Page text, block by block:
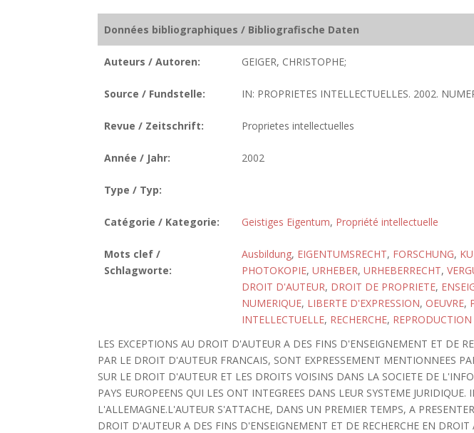
Données bibliographiques / Bibliografische Daten
Auteurs / Autoren: GEIGER, CHRISTOPHE;
Source / Fundstelle: IN: PROPRIETES INTELLECTUELLES. 2002.
Revue / Zeitschrift: Proprietes intellectuelles
Année / Jahr: 2002
Type / Typ:
Catégorie / Kategorie: Geistiges Eigentum, Propriété intellectuelle
Mots clef /
Schlagworte:
Ausbildung, EIGENTUMSRECHT, FORSCHUNG,
PHOTOKOPIE, URHEBER, URHEBERRECHT,
DROIT D'AUTEUR, DROIT DE PROPRIETE,
NUMERIQUE, LIBERTE D'EXPRESSION, OEUVRE,
INTELLECTUELLE, RECHERCHE, REPRODUCTION
LES EXCEPTIONS AU DROIT D'AUTEUR A DES FINS D'ENSEIGNEMENT ET DE
PAR LE DROIT D'AUTEUR FRANCAIS, SONT EXPRESSEMENT MENTIONNEES
SUR LE DROIT D'AUTEUR ET LES DROITS VOISINS DANS LA SOCIETE DE
PAYS EUROPEENS QUI LES ONT INTEGREES DANS LEUR SYSTEME JURIDIQUE.
L'ALLEMAGNE.L'AUTEUR S'ATTACHE, DANS UN PREMIER TEMPS, A
DROIT D'AUTEUR A DES FINS D'ENSEIGNEMENT ET DE RECHERCHE EN